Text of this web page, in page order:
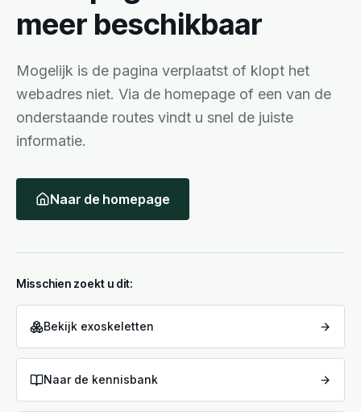
meer beschikbaar
Mogelijk is de pagina verplaatst of klopt het
webadres niet. Via de homepage of een van de
onderstaande routes vindt u snel de juiste
informatie.
Naar de homepage
Misschien zoekt u dit:
Bekijk exoskeletten
Naar de kennisbank